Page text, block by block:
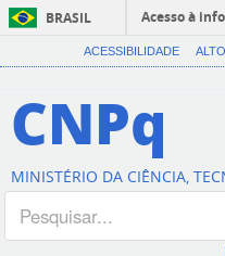
BRASIL
Acesso à
ACESSIBILIDADE
CNPq
MINISTÉRIO DA CIÊNCIA,